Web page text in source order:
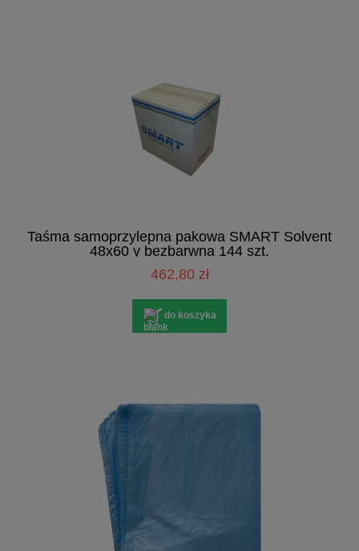
Taśma samoprzylepna pakowa SMART Solvent
48x60 y bezbarwna 144 szt.
462,80 zł
do koszyka